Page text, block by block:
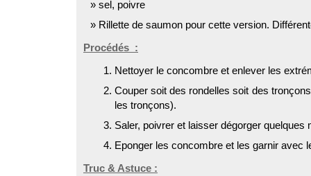
sel, poivre
Rillette de saumon pour cette version.
Procédés :
Nettoyer le concombre et enlever les
Couper soit des rondelles soit des
les tronçons).
Saler, poivrer et laisser dégorger quelques
Eponger les concombre et les garnir avec
Truc & Astuce :